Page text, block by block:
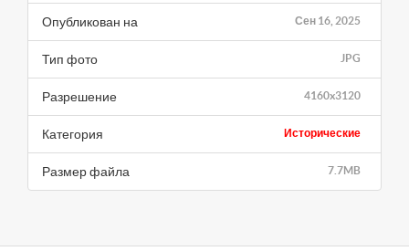
Сен 16, 2025
Опубликован на
JPG
Тип фото
4160x3120
Разрешение
Исторические
Категория
7.7MB
Размер файла